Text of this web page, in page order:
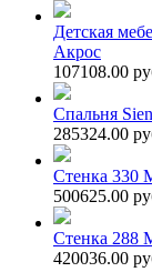
Детская
Акрос
107108.00
Спальня
285324.00
Стенка 330
500625.00
Стенка 288
420036.00